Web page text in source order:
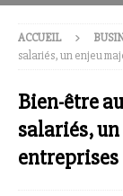
ACCUEIL
salariés, un enjeu
Bien-être
salariés,
entreprises